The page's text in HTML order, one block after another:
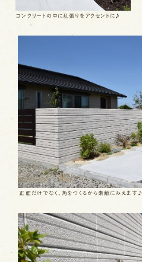
コンクリートの中に乱張りをアクセントに♪
正面だけでなく、角をつくるから素敵にみえます♪